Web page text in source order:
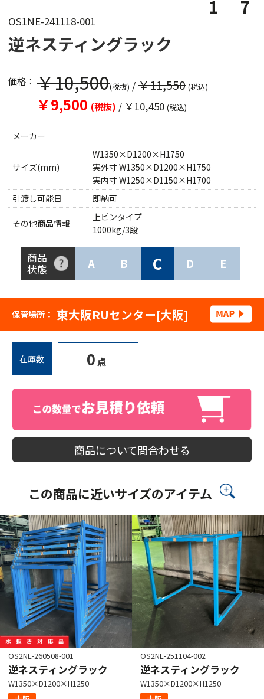
1 7
OS1NE-241118-001
逆ネスティングラック
価格： ￥10,500(税抜) /￥11,550 (税込)
￥9,500 (税抜) / ￥10,450 (税込)
メーカー
サイズ(mm)
W1350×D1200×H1750
実外寸 W1350×D1200×H1750
実内寸 W1250×D1150×H1700
引渡し可能日
即納可
その他商品情報
上ピンタイプ
1000kg/3段
商品
状態
A B C D E
保管場所： 東大阪RUセンター[大阪]
在庫数 0 点
商品について問合わせる
この商品に近いサイズのアイテム
OS2NE-260508-001
逆ネスティングラック
W1350×D1200×H1250
OS2NE-251104-002
逆ネスティングラック
W1350×D1200×H1250